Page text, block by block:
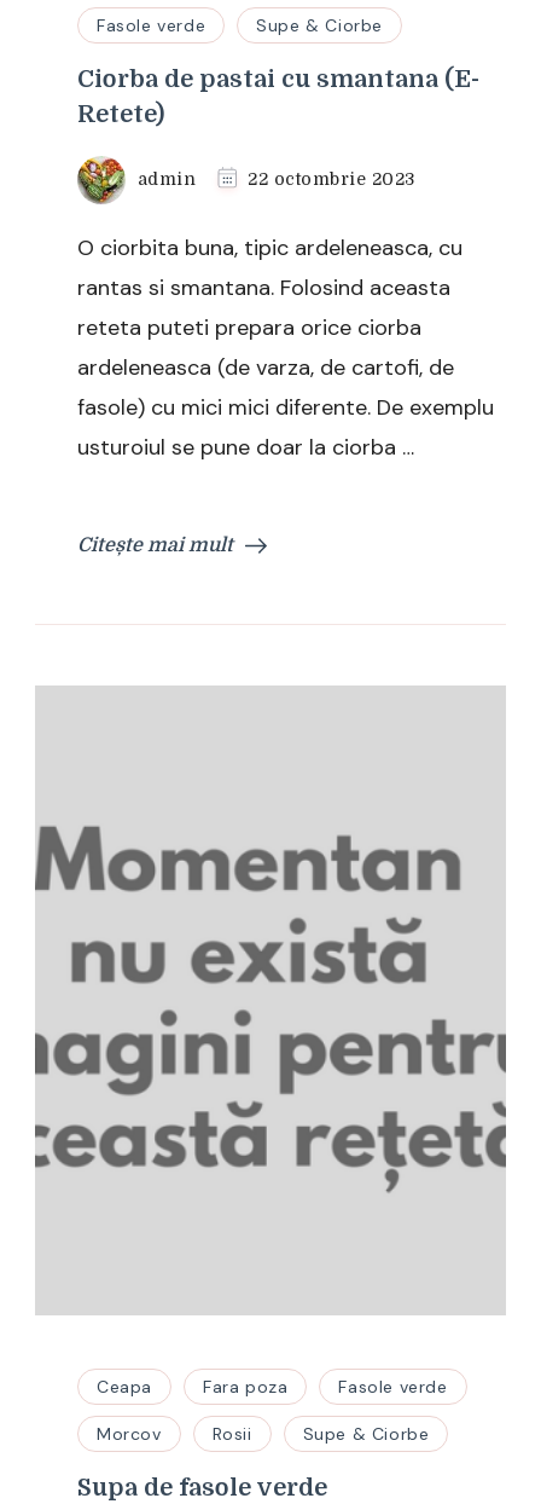
Fasole verde Supe & Ciorbe
Ciorba de pastai cu smantana (E-
Retete)
admin 22 octombrie 2023
O ciorbita buna, tipic ardeleneasca, cu
rantas si smantana. Folosind aceasta
reteta puteti prepara orice ciorba
ardeleneasca (de varza, de cartofi, de
fasole) cu mici mici diferente. De exemplu
usturoiul se pune doar la ciorba …
Citește mai mult
Ceapa Fara poza Fasole verde
Morcov Rosii Supe & Ciorbe
Supa de fasole verde